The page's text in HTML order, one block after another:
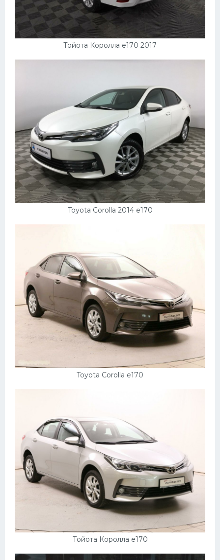
Тойота Королла e170 2017
Toyota Corolla 2014 e170
Toyota Corolla e170
Тойота Королла е170
Ямаха
Додж
Ява
Эмблемы